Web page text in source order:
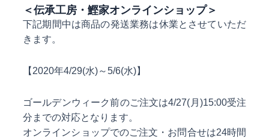
＜伝承工房・鰹家オンラインショップ＞
下記期間中は商品の発送業務は休業とさせていただ
きます。
【2020年4/29(水)～5/6(水)】
ゴールデンウィーク前のご注文は4/27(月)15:00受注
分までの対応となります。
オンラインショップでのご注文・お問合せは24時間